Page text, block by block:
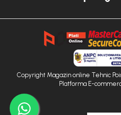
Copyright Magazin online Tehnic
Platforma E-